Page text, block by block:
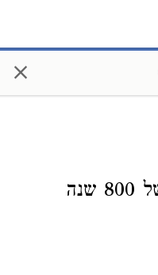
×
. על המספר היסודי של 800 שנה